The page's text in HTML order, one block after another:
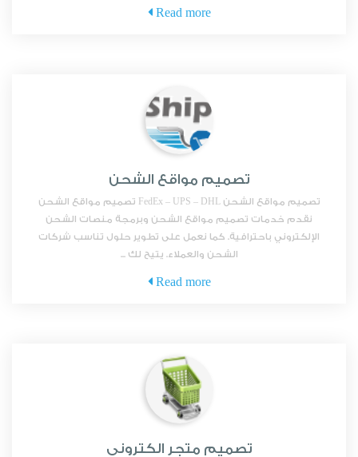
Read more
تصميم مواقع الشحن
تصميم مواقع الشحن FedEx – UPS – DHL تصميم مواقع الشحن
نقدم خدمات تصميم مواقع الشحن وبرمجة منصات الشحن
الإلكتروني باحترافية. كما نعمل على تطوير حلول تناسب شركات
الشحن والعملاء. يتيح لك ...
Read more
تصميم متجر الكتروني